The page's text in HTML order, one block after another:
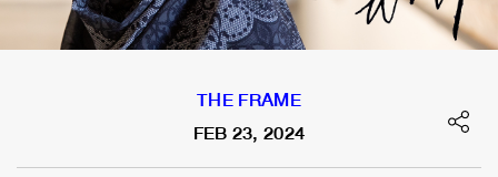
THE FRAME
FEB 23, 2024